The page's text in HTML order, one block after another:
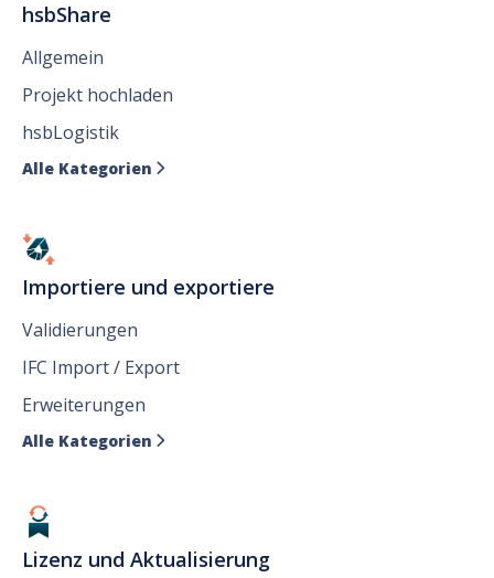
hsbShare
Allgemein
Projekt hochladen
hsbLogistik
Alle Kategorien 
Importiere und exportiere
Validierungen
IFC Import / Export
Erweiterungen
Alle Kategorien 
Lizenz und Aktualisierung